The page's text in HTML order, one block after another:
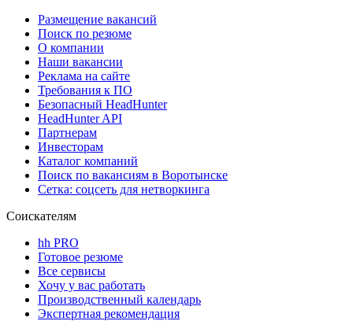
Размещение вакансий
Поиск по резюме
О компании
Наши вакансии
Реклама на сайте
Требования к ПО
Безопасный HeadHunter
HeadHunter API
Партнерам
Инвесторам
Каталог компаний
Поиск по вакансиям в Воротынске
Сетка: соцсеть для нетворкинга
Соискателям
hh PRO
Готовое резюме
Все сервисы
Хочу у вас работать
Производственный календарь
Экспертная рекомендация